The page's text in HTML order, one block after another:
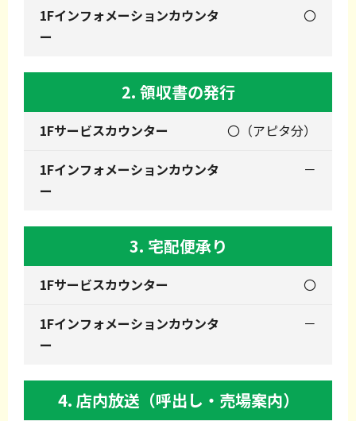
〇
2. 領収書の発行
〇（アピタ分）
－
3. 宅配便承り
〇
－
4. 店内放送（呼出し・売場案内）